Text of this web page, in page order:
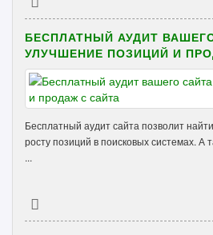
БЕСПЛАТНЫЙ АУДИТ
УЛУЧШЕНИЕ ПОЗИЦИЙ И
Бесплатный аудит сайта позволит
росту позиций в поисковых системах. А
...